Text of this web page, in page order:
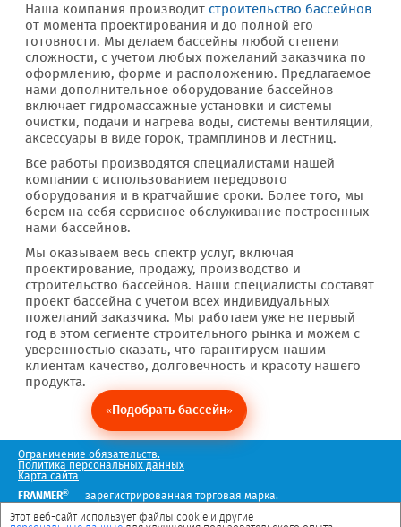
Наша компания производит строительство бассейнов
от момента проектирования и до полной его
готовности. Мы делаем бассейны любой степени
сложности, с учетом любых пожеланий заказчика по
оформлению, форме и расположению. Предлагаемое
нами дополнительное оборудование бассейнов
включает гидромассажные установки и системы
очистки, подачи и нагрева воды, системы вентиляции,
аксессуары в виде горок, трамплинов и лестниц.
Все работы производятся специалистами нашей
компании с использованием передового
оборудования и в кратчайшие сроки. Более того, мы
берем на себя сервисное обслуживание построенных
нами бассейнов.
Мы оказываем весь спектр услуг, включая
проектирование, продажу, производство и
строительство бассейнов. Наши специалисты составят
проект бассейна с учетом всех индивидуальных
пожеланий заказчика. Мы работаем уже не первый
год в этом сегменте строительного рынка и можем с
уверенностью сказать, что гарантируем нашим
клиентам качество, долговечность и красоту нашего
продукта.
«Подобрать бассейн»
Ограничение обязательств.
Политика персональных данных
Карта сайта
FRANMER® — зарегистрированная торговая марка.
Мы в социальных сетях
Этот веб-сайт использует файлы cookie и другие